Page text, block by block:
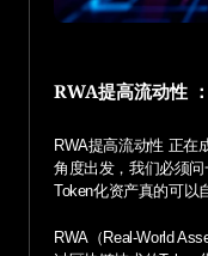
RWA提高流动性
RWA提高流动性 正在成为金融圈的热议焦点。但从监管与法律
角度出发，我们必须
Token化资产真的可以
RWA（Real-World